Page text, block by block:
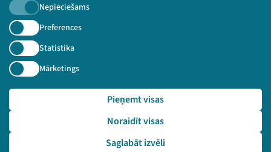
Nepieciešams
Preferences
Statistika
Mārketings
Saglabāt izvēli
Noraidīt visas
Pieņemt visas
Piesakies jaunumiem!
Nepalaid garām aktuālāko informāciju!
🔗 https://festivalslampa.lv/lv/video-arhivs/1979?sp